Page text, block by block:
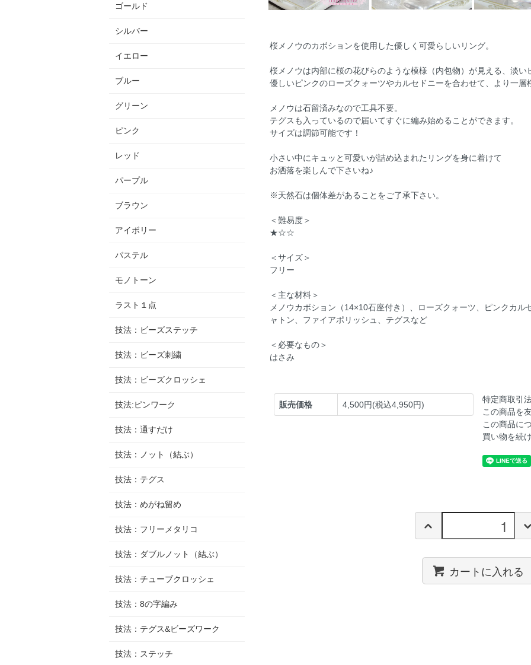
桜メノウのカボションを使用した優しく可愛らしいリング。
桜メノウは内部に桜の花びらのような模様（内包物）が見える、淡
優しいピンクのローズクォーツやカルセドニーを合わせて、より一層
メノウは石留済みなので工具不要。
テグスも入っているので届いてすぐに編み始めることができます。
サイズは調節可能です！
小さい中にキュッと可愛いが詰め込まれたリングを身に着けて
お洒落を楽しんで下さいね♪
※天然石は個体差があることをご了承下さい。
＜難易度＞
★☆☆
＜サイズ＞
フリー
＜主な材料＞
メノウカボション（14×10石座付き）、ローズクォーツ、ピンクカ
ャトン、ファイアポリッシュ、テグスなど
＜必要なもの＞
はさみ
販売価格 4,500円(税込4,950円)
特定商取引
この商品を
この商品に
買い物を続
カートに入れる
ゴールド
シルバー
イエロー
ブルー
グリーン
ピンク
レッド
パープル
ブラウン
アイボリー
パステル
モノトーン
ラスト１点
技法：ビーズステッチ
技法：ビーズ刺繍
技法：ビーズクロッシェ
技法:ピンワーク
技法：通すだけ
技法：ノット（結ぶ）
技法：テグス
技法：めがね留め
技法：フリーメタリコ
技法：ダブルノット（結ぶ）
技法：チューブクロッシェ
技法：8の字編み
技法：テグス&ビーズワーク
技法：ステッチ